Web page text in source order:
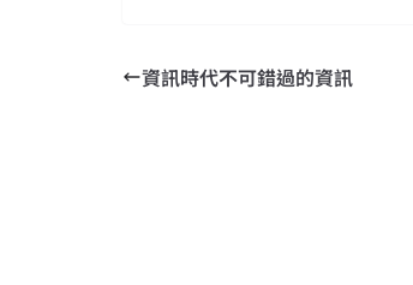
資訊時代不可錯過的資訊